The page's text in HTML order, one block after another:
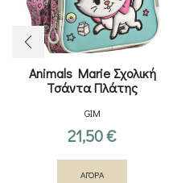
Animals Marie Σχολική
Τσάντα Πλάτης
Νηπιαγωγείου Πολύχρωμη
GIM
21,50€
ΑΓΟΡΑ